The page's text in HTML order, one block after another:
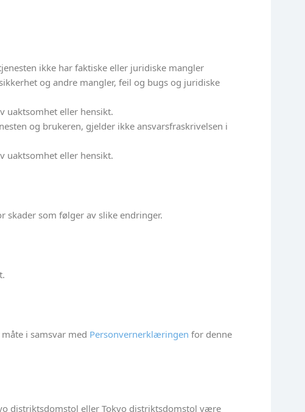
ikke har faktiske eller juridiske mangler
og andre mangler, feil og bugs og juridiske
uaktsomhet eller hensikt.
og brukeren, gjelder ikke ansvarsfraskrivelsen i
uaktsomhet eller hensikt.
skader som følger av slike endringer.
i samsvar med Personvernerklæringen for denne
distriktsdomstol eller Tokyo distriktsdomstol være